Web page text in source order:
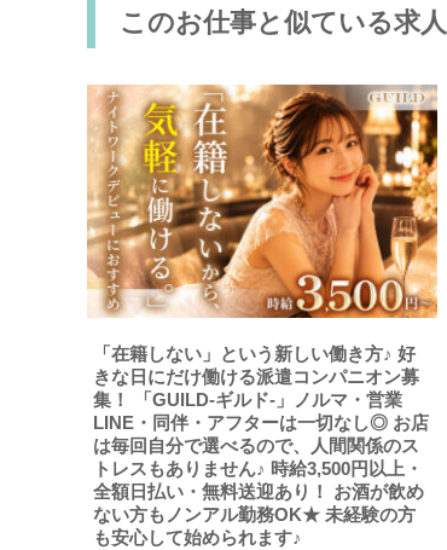
このお仕事と似ている求人
「在籍しない」という新しい働き方♪ 好
きな日にだけ働ける派遣コンパニオン募
集！ 「GUILD-ギルド‐」ノルマ・営業
LINE・同伴・アフターは一切なし◎ お店
は毎回自分で選べるので、人間関係のス
トレスもありません♪ 時給3,500円以上・
全額日払い・無料送迎あり！ お酒が飲め
ない方もノンアル勤務OK★ 未経験の方
も安心して始められます♪